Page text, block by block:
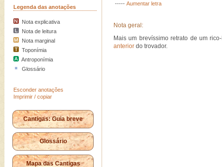
Legenda das anotações
Nota explicativa
Nota de leitura
Nota marginal
Toponímia
Antroponímia
Glossário
Esconder anotações
Imprimir / copiar
Cantigas: Guia breve
Glossário
Mapa das Cantigas
----- Aumentar letra
Nota geral:
Mais um brevíssimo retrato de um
anterior do trovador.